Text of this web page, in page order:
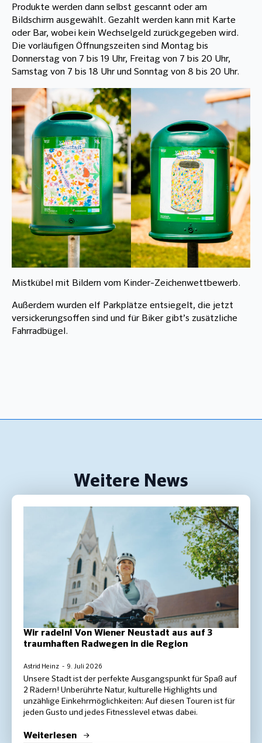
Produkte werden dann selbst gescannt oder am
Bildschirm ausgewählt. Gezahlt werden kann mit Karte
oder Bar, wobei kein Wechselgeld zurückgegeben wird.
Die vorläufigen Öffnungszeiten sind Montag bis
Donnerstag von 7 bis 19 Uhr, Freitag von 7 bis 20 Uhr,
Samstag von 7 bis 18 Uhr und Sonntag von 8 bis 20 Uhr.
Mistkübel mit Bildern vom Kinder-Zeichenwettbewerb.
Außerdem wurden elf Parkplätze entsiegelt, die jetzt
versickerungsoffen sind und für Biker gibt’s zusätzliche
Fahrradbügel.
Weitere News
Wir radeln! Von Wiener Neustadt aus auf 3
traumhaften Radwegen in die Region
Astrid Heinz 9. Juli 2026
Unsere Stadt ist der perfekte Ausgangspunkt für Spaß auf
2 Rädern! Unberührte Natur, kulturelle Highlights und
unzählige Einkehrmöglichkeiten: Auf diesen Touren ist für
jeden Gusto und jedes Fitnesslevel etwas dabei.
Weiterlesen